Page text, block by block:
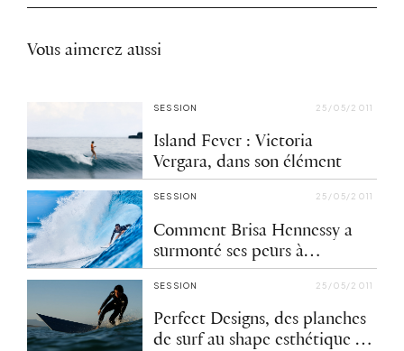
Vous aimerez aussi
SESSION 25/05/2011
Island Fever : Victoria
Vergara, dans son élément
SESSION 25/05/2011
Comment Brisa Hennessy a
surmonté ses peurs à
Cloudbreak
SESSION 25/05/2011
Perfect Designs, des planches
de surf au shape esthétique et